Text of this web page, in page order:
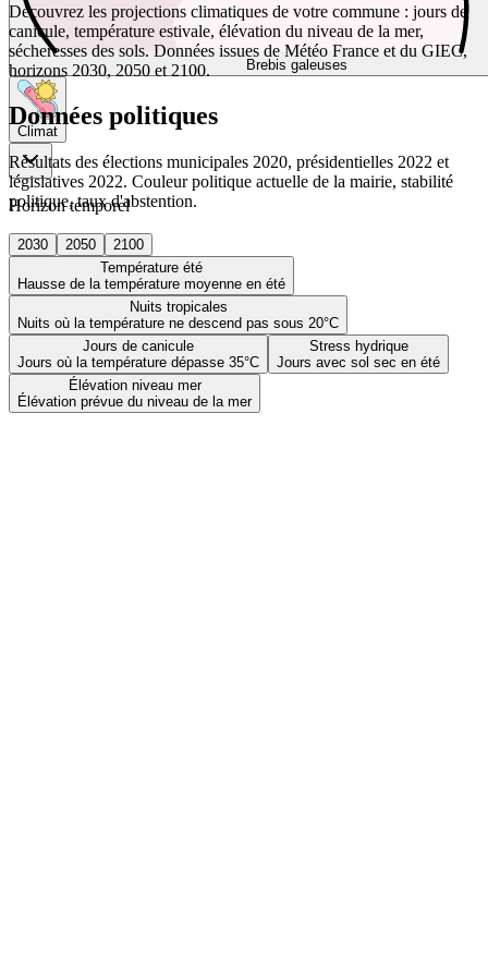
Brebis galeuses
Climat
Horizon temporel
2030 2050
2100
Température été
Hausse de la température moyenne en été
Nuits tropicales
Nuits où la température ne descend pas sous 20°C
Jours de canicule
Jours où la température dépasse 35°C
Stress hydrique
Jours avec sol sec en été
Élévation niveau mer
Élévation prévue du niveau de la mer
Découvrez les projections climatiques de votre commune : jours de
canicule, température estivale, élévation du niveau de la mer,
sécheresses des sols. Données issues de Météo France et du GIEC,
horizons 2030, 2050 et 2100.
Données politiques
Résultats des élections municipales 2020, présidentielles 2022 et
législatives 2022. Couleur politique actuelle de la mairie, stabilité
politique, taux d'abstention.